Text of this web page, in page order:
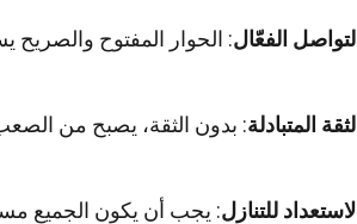
التواصل الفعّال: الحوار المفتوح
الثقة المتبادلة: بدون الثقة، يصبح من
الاستعداد للتنازل: يجب أن يكون الجميع